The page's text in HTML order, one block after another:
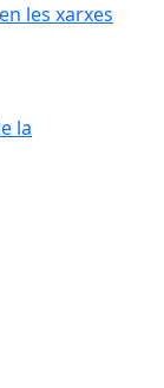
les xarxes
la